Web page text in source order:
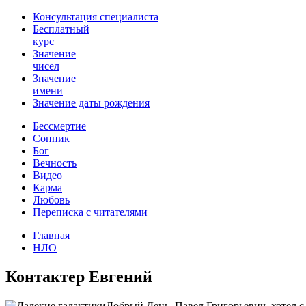
Консультация специалиста
Бесплатный
курс
Значение
чисел
Значение
имени
Значение даты рождения
Бессмертие
Сонник
Бог
Вечность
Видео
Карма
Любовь
Переписка с читателями
Главная
НЛО
Контактер Евгений